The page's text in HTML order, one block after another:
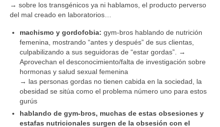
→ sobre los transgénicos ya ni hablamos, el producto perverso
del mal creado en laboratorios…
machismo y gordofobia: gym-bros hablando de nutrición
femenina, mostrando “antes y después” de sus clientas,
culpabilizando a sus seguidoras de “estar gordas”. →
Aprovechan el desconocimiento/falta de investigación sobre
hormonas y salud sexual femenina
→ las personas gordas no tienen cabida en la sociedad, la
obesidad se sitúa como el problema número uno para estos
gurús
hablando de gym-bros, muchas de estas obsesiones y
estafas nutricionales surgen de la obsesión con el